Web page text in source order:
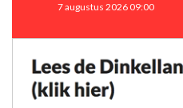
7 augustus 2026 09:00